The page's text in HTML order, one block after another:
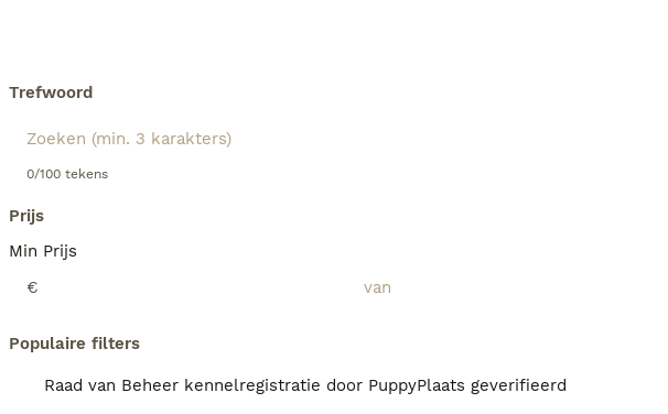
Trefwoord
0/100 tekens
Prijs
Min Prijs
€
Populaire filters
Raad van Beheer kennelregistratie door PuppyPlaats geverifieerd